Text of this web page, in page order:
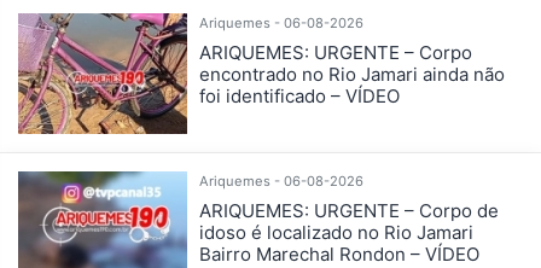
Ariquemes - 06-08-2026
ARIQUEMES: URGENTE – Corpo
encontrado no Rio Jamari ainda não
foi identificado – VÍDEO
Ariquemes - 06-08-2026
ARIQUEMES: URGENTE – Corpo de
idoso é localizado no Rio Jamari
Bairro Marechal Rondon – VÍDEO